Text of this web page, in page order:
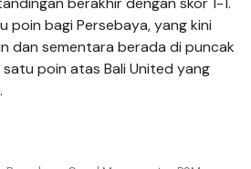
poin bagi Persebaya, yang kini
dan sementara berada di puncak
satu poin atas Bali United yang